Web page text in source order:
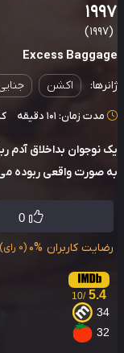
Excess
اکشن جنایی
مدت زمان: 101 دقیقه
نوجوان بداخلاق آدم
صورت واقعی ربوده می
0
کاربران 0% (0 رای)
/10